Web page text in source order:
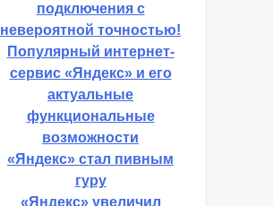
подключения с
невероятной точностью!
Популярный интернет-
сервис «Яндекс» и его
актуальные
функциональные
возможности
«Яндекс» стал пивным
гуру
«Яндекс» увеличил